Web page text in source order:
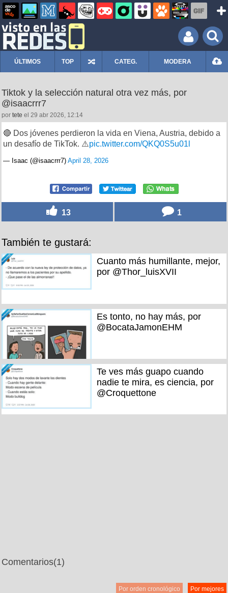
ÚLTIMOS TOP CATEG. MODERA
Tiktok y la selección natural otra vez más, por
@isaacrrr7
por tete el 29 abr 2026, 12:14
🔴 Dos jóvenes perdieron la vida en Viena, Austria, debido a
un desafío de TikTok. ⚠️pic.twitter.com/QKQ0S5u01l
— Isaac (@isaacrrr7) April 28, 2026
13 1
También te gustará:
Cuanto más humillante, mejor,
por @Thor_luisXVII
Es tonto, no hay más, por
@BocataJamonEHM
Te ves más guapo cuando
nadie te mira, es ciencia, por
@Croquettone
Comentarios(1)
Por mejores
Por orden cronológico